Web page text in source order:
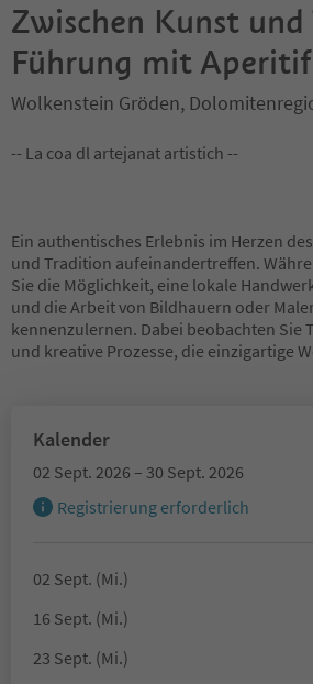
Zwischen Kunst
Führung mit Aperitif
Wolkenstein Gröden,
-- La coa dl artejanat artistich --
Ein authentisches Erlebnis im Herzen
und Tradition aufeinandertreffen.
Sie die Möglichkeit, eine lokale
und die Arbeit von Bildhauern oder
kennenzulernen. Dabei beobachten Sie
und kreative Prozesse, die einzigartige
Kalender
02 Sept. 2026 – 30 Sept. 2026
Registrierung erforderlich
02 Sept. (Mi.)
16 Sept. (Mi.)
23 Sept. (Mi.)